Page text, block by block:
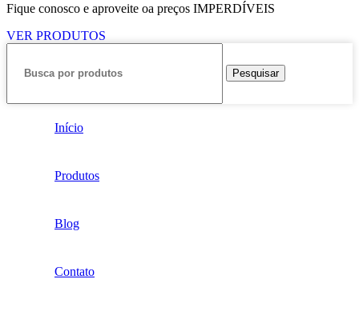
Fique conosco e aproveite oa preços IMPERDÍVEIS
VER PRODUTOS
Pesquisar
Início
Produtos
Blog
Contato